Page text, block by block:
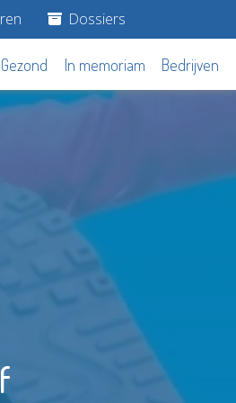
Dossiers
Gezond In memoriam Bedrijven